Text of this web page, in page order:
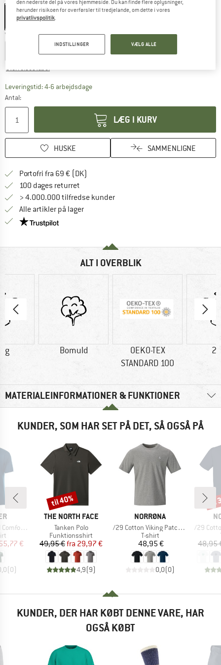
Vælg en størrelse:
Størrelsestabel
Leveringstid: 4-6 arbejdsdageLinket åbnes i en infoboks og indeholder
Antal:
LÆG I KURV
HUSKE SAMMENLIGNE
Portofri fra 69 € (DK)
100 dages returret
> 4.000.000 tilfredse kunder
Alle artikler på lager
Vi er Trustpilot-certificeret - oplysningerne får du
ALT I OVERBLIK
g Bomuld
OEKO-TEX
STANDARD 100
MATERIALEINFORMATIONER & FUNKTIONER
KUNDER, SOM HAR SET PÅ DET, SÅ OGSÅ PÅ
Fit
pris
€
(0)
MÆRKE
THE NORTH FACE
Artikel
Tanken Polo
Produktgruppe
Funktionsshirt
Pris
49,95 € Nedsat pris
fra 29,97 €
4,9(9)
Rabat
til 40%
MÆRKE
NORRØNA
Artikel
/29 Cotton Viking Patch T-Shirt
Produktgruppe
T-shirt
Pris
48,95 €
0,0(0)
Artikel
/29
48,95
KUNDER, DER HAR KØBT DENNE VARE, HAR
OGSÅ KØBT
den nederste del på vores hjemmeside. Du kan finde flere oplysninger,
herunder risikoen for overførsler til tredjelande, om dette i vores
privatlivspolitik.
INDSTILLINGER VÆLG ALLE